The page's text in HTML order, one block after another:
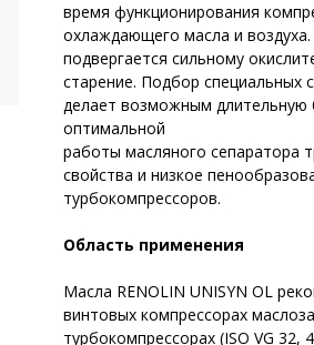
время функционирования
охлаждающего масла и
подвергается сильному
старение. Подбор специальных
делает возможным длительную
оптимальной
работы масляного сепаратора
свойства и низкое
турбокомпрессоров.
Область применения
Масла RENOLIN UNISYN OL
винтовых компрессорах
турбокомпрессорах (ISO VG